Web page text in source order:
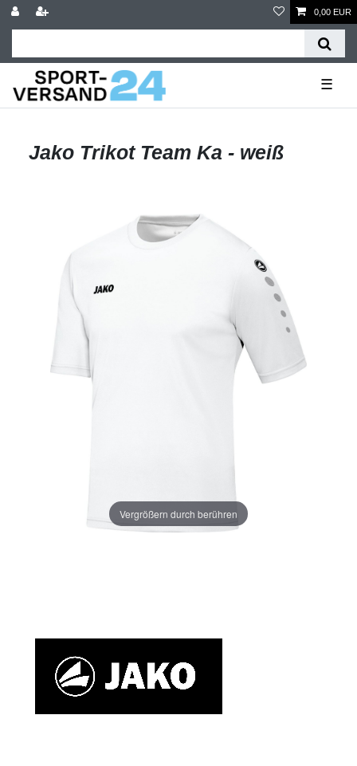
0,00 EUR
☰
Jako Trikot Team Ka - weiß
Vergrößern durch berühren